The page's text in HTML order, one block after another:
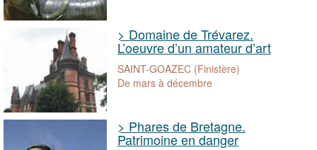
> Domaine de Trévarez.
L’oeuvre d’un amateur d’art
SAINT-GOAZEC (Finistère)
De mars à décembre
> Phares de Bretagne.
Patrimoine en danger